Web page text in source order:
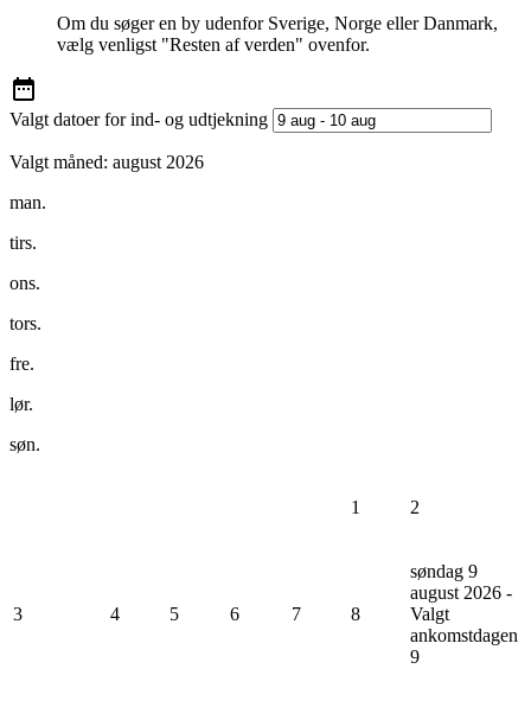
Om du søger en by udenfor Sverige, Norge eller Danmark,
vælg venligst "Resten af verden" ovenfor.
Valgt datoer for ind- og udtjekning
Valgt måned: august 2026
man.
tirs.
ons.
tors.
fre.
lør.
søn.
1 2
3 4 5 6 7 8
søndag 9
august 2026 -
Valgt
ankomstdagen
9